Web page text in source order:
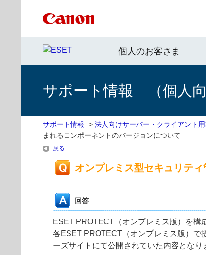
個人のお客さま
サポート情報 （個人向
サポート情報 > 法人向けサーバー・クライアント
まれるコンポーネントのバージョンについて
戻る
オンプレミス型セキュリテ
回答
ESET PROTECT（オンプレミス版）を構
各ESET PROTECT（オンプレミス版）で
ーズサイトにて公開されていた内容となり